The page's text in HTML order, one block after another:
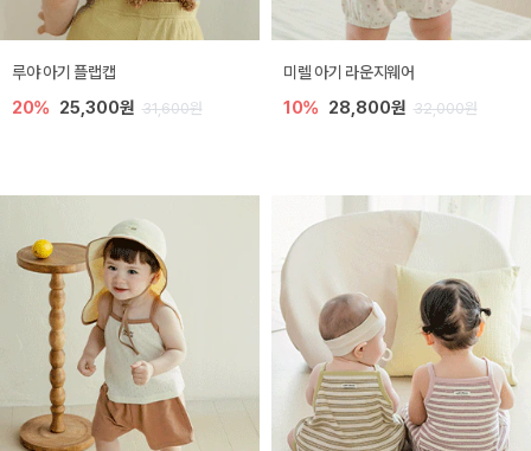
루야 아기 플랩캡
20% 25,300원 31,600원
미렐 아기 라운지웨어
10% 28,800원 32,000원